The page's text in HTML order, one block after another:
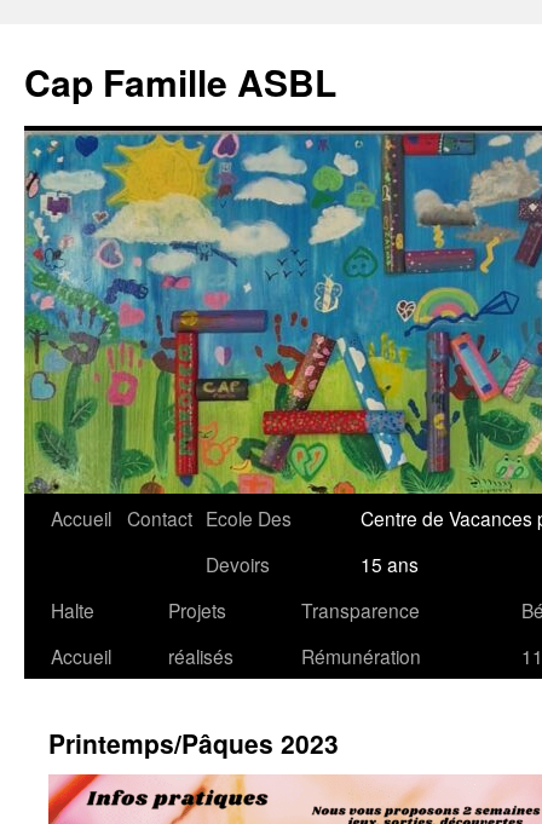
contenu
Cap Famille ASBL
Accueil Contact Ecole Des
Devoirs
Centre de Vacances
15 ans
Halte
Accueil
Projets
réalisés
Transparence
Rémunération
Printemps/Pâques 2023